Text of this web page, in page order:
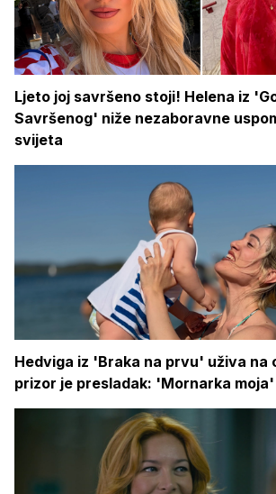
Ljeto joj savršeno stoji! Helena iz
Savršenog' niže nezaboravne
svijeta
Hedviga iz 'Braka na prvu' uživa na
prizor je presladak: 'Mornarka moja'